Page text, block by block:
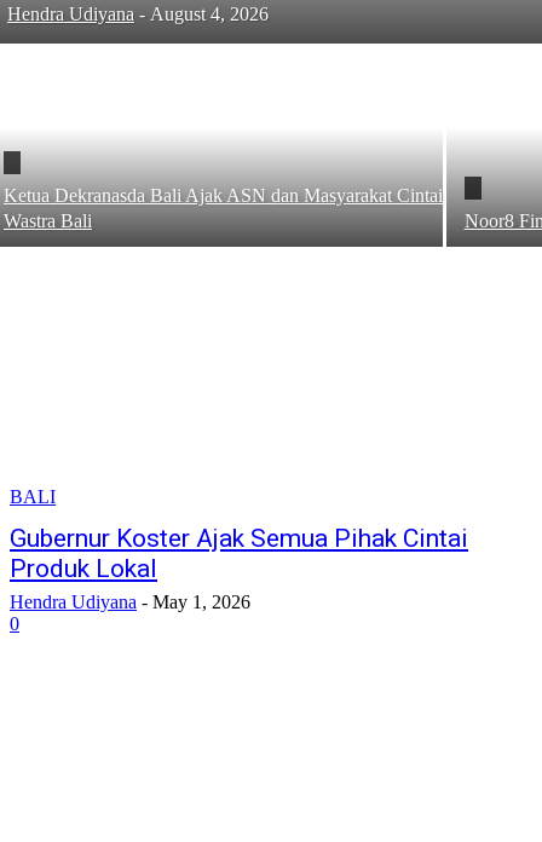
Hendra Udiyana - August 4, 2026
Ketua Dekranasda Bali Ajak ASN dan Masyarakat Cintai
Wastra Bali
Noor8
BALI
Gubernur Koster Ajak Semua Pihak Cintai
Produk Lokal
Hendra Udiyana - May 1, 2026
0